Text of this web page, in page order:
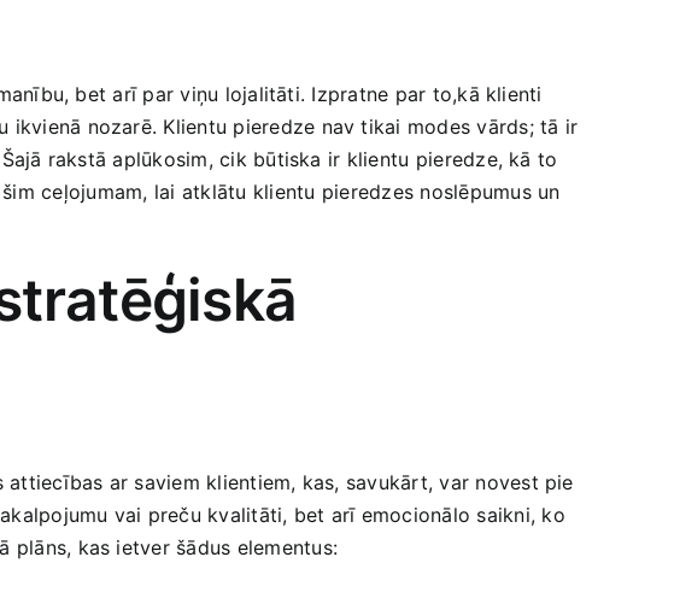
bet arī par viņu lojalitāti. Izpratne par to,kā klienti
nozarē. Klientu pieredze nav tikai modes vārds; tā ir
rakstā aplūkosim, cik būtiska ir klientu ⁢pieredze, kā to
ceļojumam,⁢ lai atklātu klientu ⁤pieredzes noslēpumus un
ar saviem klientiem, kas, savukārt,‌ var novest pie
vai preču kvalitāti, bet arī emocionālo saikni, ko
plāns, kas ietver šādus elementus: